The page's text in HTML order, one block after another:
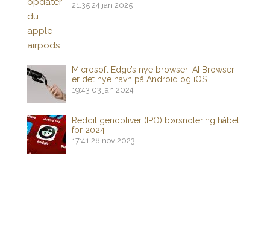
21:35 24 jan 2025
Microsoft Edge’s nye browser: AI Browser
er det nye navn på Android og iOS
19:43 03 jan 2024
Reddit genopliver (IPO) børsnotering håbet
for 2024
17:41 28 nov 2023